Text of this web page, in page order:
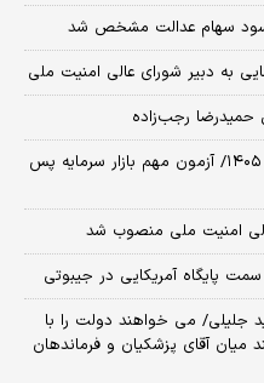
سود سهام عدالت مشخص شد
به دبیر شورای عالی امنیت ملی
حمیدرضا رجب‌زاده
​پیش‌بینی بورس فردا دوشنبه ۱۹ مرداد ۱۴۰۵/ آزمون مهم بازار سرمایه پس
امنیت ملی منصوب شد
پایگاه آمریکایی در جیبوتی
جلیلی/ می خواهند دولت را با
آقای پزشکیان و فرماندهان